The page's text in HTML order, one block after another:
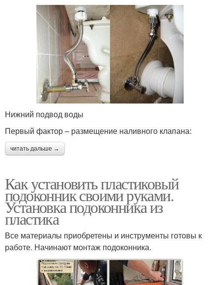
Нижний подвод воды
Первый фактор – размещение наливного клапана:
читать дальше →
Как установить пластиковый
подоконник своими руками.
Установка подоконника из
пластика
Все материалы приобретены и инструменты готовы к
работе. Начинают монтаж подоконника.